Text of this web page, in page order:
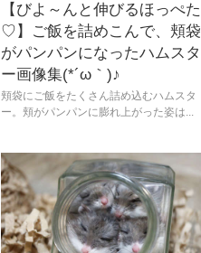
【びよ～んと伸びるほっぺた
♡】ご飯を詰めこんで、頬袋
がパンパンになったハムスタ
ー画像集(*´ω｀)♪
頬袋にご飯をたくさん詰め込むハムスタ
ー。頬がパンパンに膨れ上がった姿は...